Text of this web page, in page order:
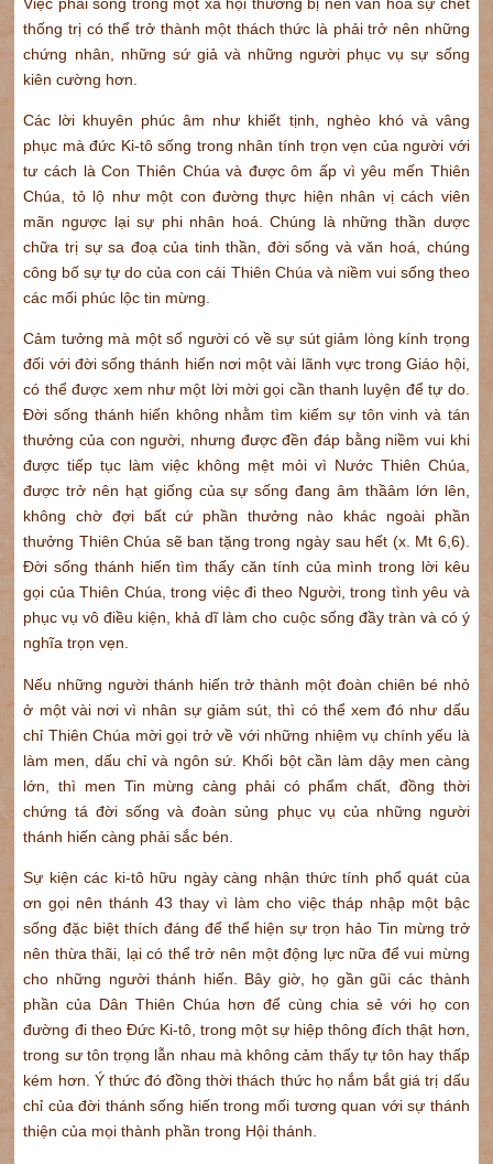
thống trị có thể trở thành một thách thức là phải trở nên những
chứng nhân, những sứ giả và những người phục vụ sự sống
kiên cường hơn.
Các lời khuyên phúc âm như khiết tịnh, nghèo khó và vâng
phục mà đức Ki-tô sống trong nhân tính trọn vẹn của người với
tư cách là Con Thiên Chúa và được ôm ấp vì yêu mến Thiên
Chúa, tỏ lộ như một con đường thực hiện nhân vị cách viên
mãn ngược lại sự phi nhân hoá. Chúng là những thần dược
chữa trị sự sa đoạ của tinh thần, đời sống và văn hoá, chúng
công bố sự tự do của con cái Thiên Chúa và niềm vui sống theo
các mối phúc lộc tin mừng.
Cảm tưởng mà một số người có về sự sút giảm lòng kính trọng
đối với đời sống thánh hiến nơi một vài lãnh vực trong Giáo hội,
có thể được xem như một lời mời gọi cần thanh luyện để tự do.
Đời sống thánh hiến không nhằm tìm kiếm sự tôn vinh và tán
thưởng của con người, nhưng được đền đáp bằng niềm vui khi
được tiếp tục làm việc không mệt mỏi vì Nước Thiên Chúa,
được trở nên hạt giống của sự sống đang âm thầâm lớn lên,
không chờ đợi bất cứ phần thưởng nào khác ngoài phần
thưởng Thiên Chúa sẽ ban tặng trong ngày sau hết (x. Mt 6,6).
Đời sống thánh hiến tìm thấy căn tính của mình trong lời kêu
gọi của Thiên Chúa, trong việc đi theo Người, trong tình yêu và
phục vụ vô điều kiện, khả dĩ làm cho cuộc sống đầy tràn và có ý
nghĩa trọn vẹn.
Nếu những người thánh hiến trở thành một đoàn chiên bé nhỏ
ở một vài nơi vì nhân sự giảm sút, thì có thể xem đó như dấu
chỉ Thiên Chúa mời gọi trở về với những nhiệm vụ chính yếu là
làm men, dấu chỉ và ngôn sứ. Khối bột cần làm dậy men càng
lớn, thì men Tin mừng càng phải có phẩm chất, đồng thời
chứng tá đời sống và đoàn sủng phục vụ của những người
thánh hiến càng phải sắc bén.
Sự kiện các ki-tô hữu ngày càng nhận thức tính phổ quát của
ơn gọi nên thánh 43 thay vì làm cho việc tháp nhập một bậc
sống đặc biệt thích đáng để thể hiện sự trọn hảo Tin mừng trở
nên thừa thãi, lại có thể trở nên một động lực nữa để vui mừng
cho những người thánh hiến. Bây giờ, họ gần gũi các thành
phần của Dân Thiên Chúa hơn để cùng chia sẻ với họ con
đường đi theo Đức Ki-tô, trong một sự hiệp thông đích thật hơn,
trong sư tôn trọng lẫn nhau mà không cảm thấy tự tôn hay thấp
kém hơn. Ý thức đó đồng thời thách thức họ nắm bắt giá trị dấu
chỉ của đời thánh sống hiến trong mối tương quan với sự thánh
thiện của mọi thành phần trong Hội thánh.